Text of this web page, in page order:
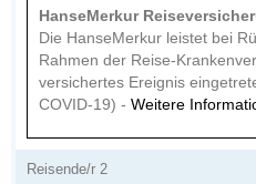
HanseMerkur
Die HanseMerkur leistet bei
Rahmen der Reise-
versichertes Ereignis
COVID-19) -Weitere
Reisende/r 2